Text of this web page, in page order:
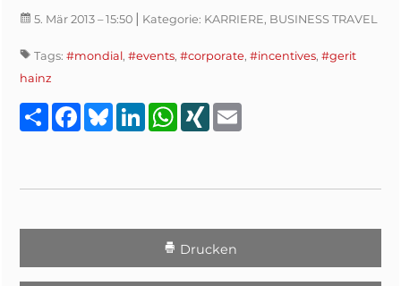
5. Mär 2013 – 15:50 | Kategorie: KARRIERE, BUSINESS TRAVEL
Tags: #mondial, #events, #corporate, #incentives, #gerit
hainz
TeilenFacebook
BlueskyLinkedInWhatsApp
XING
Drucken